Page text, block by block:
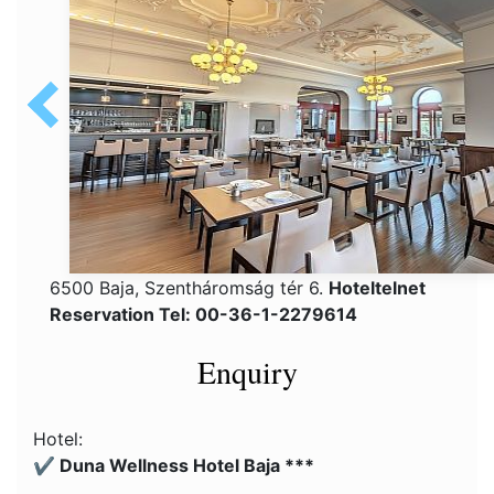
6500 Baja, Szentháromság tér 6. Hoteltelnet
Reservation Tel: 00-36-1-2279614
Enquiry
Hotel:
✔️ Duna Wellness Hotel Baja ***